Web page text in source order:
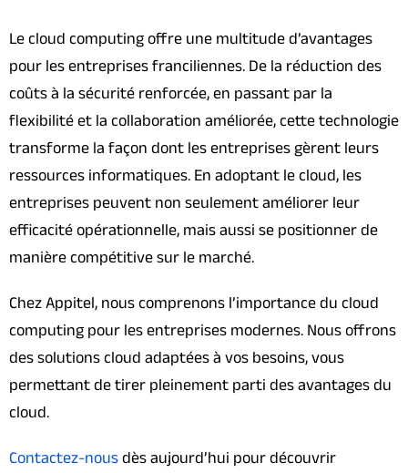
Le cloud computing offre une multitude d’avantages
pour les entreprises franciliennes. De la réduction des
coûts à la sécurité renforcée, en passant par la
flexibilité et la collaboration améliorée, cette technologie
transforme la façon dont les entreprises gèrent leurs
ressources informatiques. En adoptant le cloud, les
entreprises peuvent non seulement améliorer leur
efficacité opérationnelle, mais aussi se positionner de
manière compétitive sur le marché.
Chez Appitel, nous comprenons l’importance du cloud
computing pour les entreprises modernes. Nous offrons
des solutions cloud adaptées à vos besoins, vous
permettant de tirer pleinement parti des avantages du
cloud.
Contactez-nous dès aujourd’hui pour découvrir